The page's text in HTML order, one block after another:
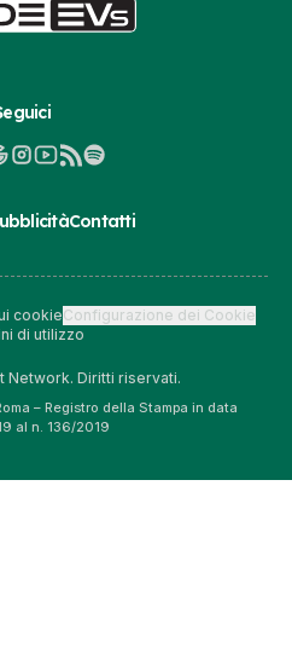
Contatti
cookieConfigurazione dei Cookie
di utilizzo
Diritti riservati.
– Registro della Stampa in data
al n. 136/2019